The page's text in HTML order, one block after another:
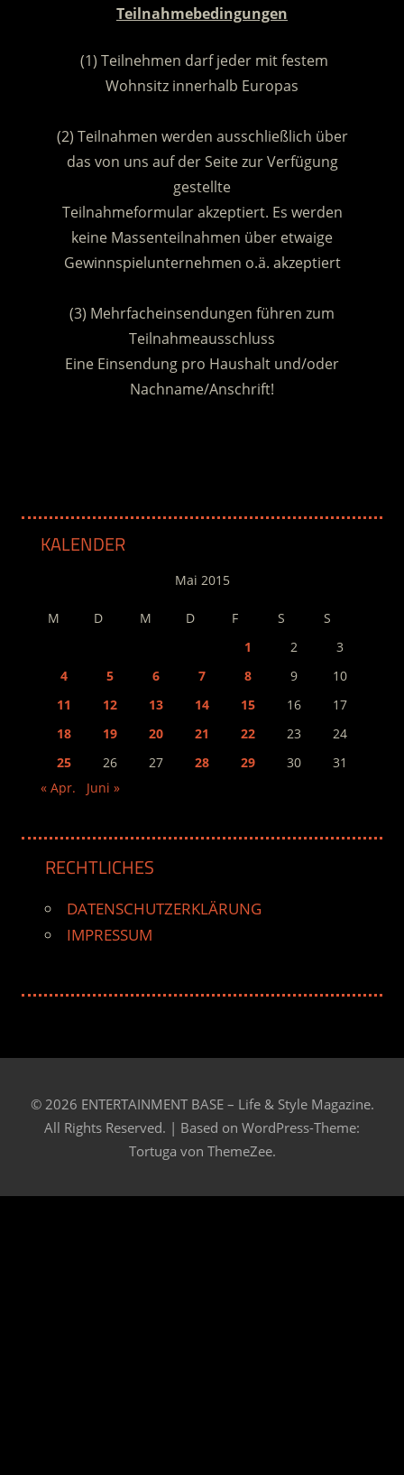
Teilnahmebedingungen
(1) Teilnehmen darf jeder mit festem
Wohnsitz innerhalb Europas
(2) Teilnahmen werden ausschließlich über
das von uns auf der Seite zur Verfügung
gestellte
Teilnahmeformular akzeptiert. Es werden
keine Massenteilnahmen über etwaige
Gewinnspielunternehmen o.ä. akzeptiert
(3) Mehrfacheinsendungen führen zum
Teilnahmeausschluss
Eine Einsendung pro Haushalt und/oder
Nachname/Anschrift!
KALENDER
Mai 2015
M D M D F S
S
1
2
3
4
5 6 7 8 9
10
11
12 13 14 15 16
17
18
19 20 21 22 23
24
25
26 27 28 29 30
31
« Apr.
Juni »
RECHTLICHES
DATENSCHUTZERKLÄRUNG
IMPRESSUM
© 2026 ENTERTAINMENT BASE – Life & Style Magazine.
All Rights Reserved. | Based on WordPress-Theme:
Tortuga von ThemeZee.